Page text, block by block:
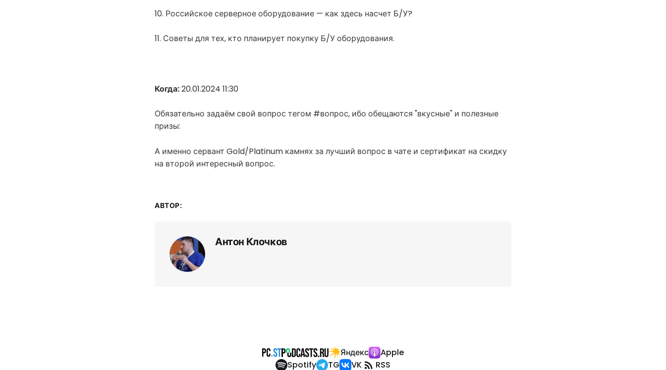
10. Российское серверное оборудование — как здесь насчет Б/У?
11. Советы для тех, кто планирует покупку Б/У оборудования.
Когда:20.01.2024 11:30
Обязательно задаём свой вопрос тегом #вопрос, ибо обещаются "вкусные" и полезные
призы:
А именно сервант Gold/Platinum камнях за лучший вопрос в чате и сертификат на скидку
на второй интересный вопрос.
АВТОР:
Антон Клочков
Яндекс
Apple
Spotify
TG VK RSS